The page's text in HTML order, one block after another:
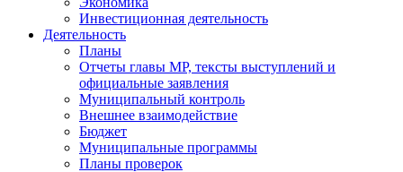
Инвестиционная деятельность
Деятельность
Планы
Отчеты главы МР, тексты выступлений и
официальные заявления
Муниципальный контроль
Внешнее взаимодействие
Бюджет
Муниципальные программы
Планы проверок